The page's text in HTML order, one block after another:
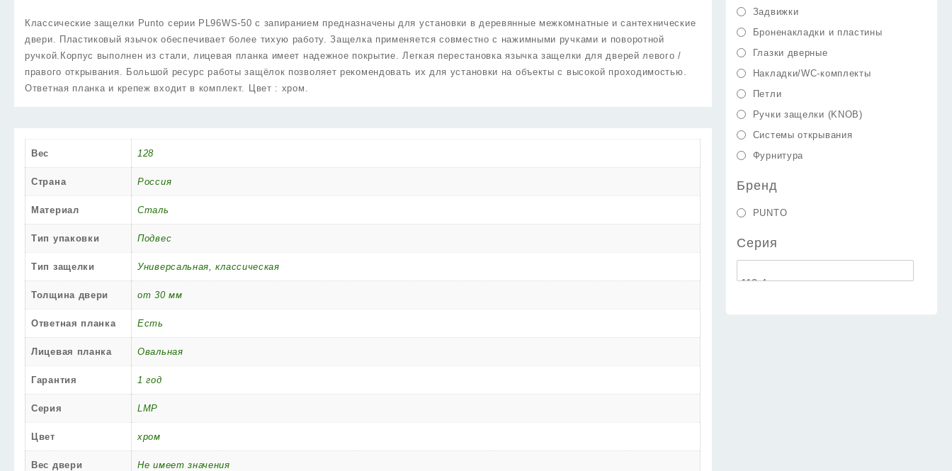
Классические защелки Punto cерии PL96WS-50 с запиранием предназначены для установки в деревянные межкомнатные и сантехнические
двери. Пластиковый язычок обеспечивает более тихую работу. Защелка применяется совместно с нажимными ручками и поворотной
ручкой.Корпус выполнен из стали, лицевая планка имеет надежное покрытие. Легкая перестановка язычка защелки для дверей левого /
правого открывания. Большой ресурс работы защёлок позволяет рекомендовать их для установки на объекты с высокой проходимостью.
Ответная планка и крепеж входит в комплект. Цвет : хром.
Вес 128
Страна Россия
Материал Сталь
Тип упаковки Подвес
Тип защелки Универсальная, классическая
Толщина двери от 30 мм
Ответная планка Есть
Лицевая планка Овальная
Гарантия 1 год
Серия LMP
Цвет хром
Вес двери Не имеет значения
Задвижки
Броненакладки и пластины
Глазки дверные
Накладки/WC-комплекты
Петли
Ручки защелки (KNOB)
Системы открывания
Фурнитура
Бренд
PUNTO
Серия